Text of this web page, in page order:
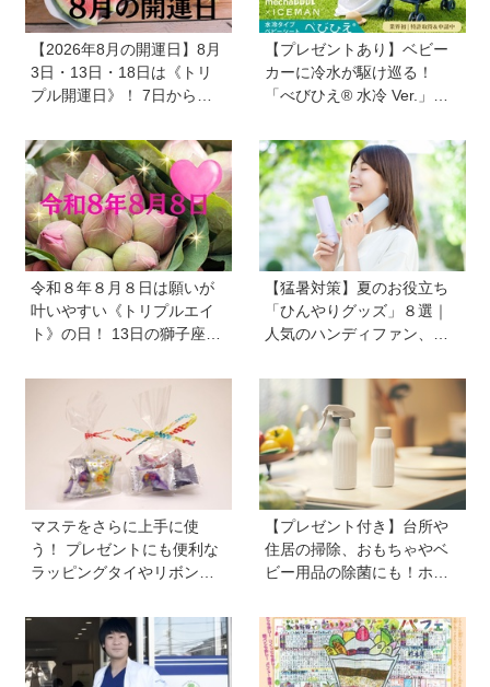
【2026年8月の開運日】8月
3日・13日・18日は《トリ
プル開運日》！ 7日から
星」が、天秤座と蠍座に長
期滞在を開始！
【プレゼントあり】ベビー
カーに冷水が駆け巡る！
「べびひえ® 水冷 Ver.」で
かけをサポート
令和８年８月８日は願いが
叶いやすい《トリプルエイ
ト》の日！ 13日の獅子座の
注目
【猛暑対策】夏のお役立ち
「ひんやりグッズ」８選｜
人気のハンディファン、お
の暑さ対策セットなど
マステをさらに上手に使
う！ プレゼントにも便利な
ラッピングタイやリボンが
スパレード／シヤチハタ】
【プレゼント付き】台所や
住居の掃除、おもちゃやベ
ビー用品の除菌にも！ホタ
ーナー「Shell we clean?」